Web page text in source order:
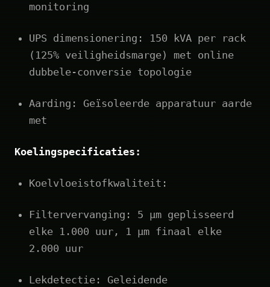
monitoring
UPS dimensionering: 150 kVA per rack
(125% veiligheidsmarge) met online
dubbele-conversie topologie
Aarding: Geïsoleerde apparatuur aarde
met
Koelingspecificaties:
Koelvloeistofkwaliteit:
Filtervervanging: 5 µm geplisseerd
elke 1.000 uur, 1 µm finaal elke
2.000 uur
Lekdetectie: Geleidende